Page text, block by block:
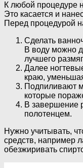
К любой процедуре
Это касается и
Перед процедурой
Сделать
В воду можно
лучшего
Далее
краю,
Подпиливают
которые
В завершение
полотенцем.
Нужно учитывать,
средств, например
обезжиривать